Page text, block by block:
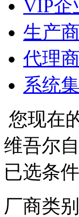
VIP企
生产
代理
系统
您现在
维吾尔
已选条件
厂商类别